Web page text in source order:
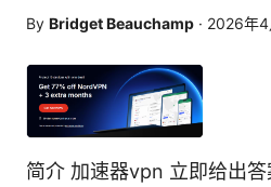
By Bridget Beauchamp · 2026年4
简介 加速器vpn 立即给出